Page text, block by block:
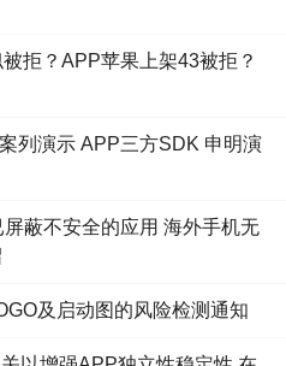
拒？APP苹果上架43被拒？
列演示 APP三方SDK 申明演
蔽不安全的应用 海外手机无
及启动图的风险检测通知